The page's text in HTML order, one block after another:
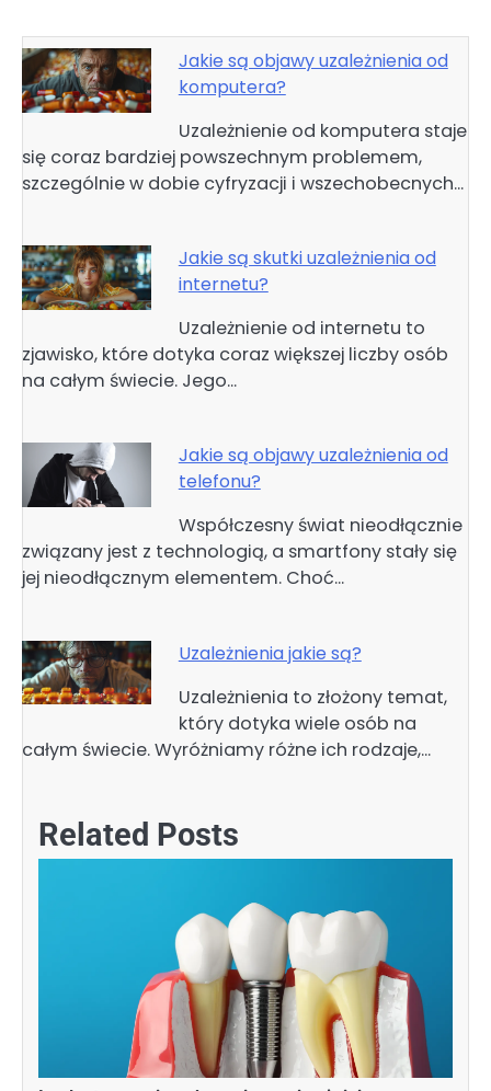
Jakie są objawy uzależnienia od
komputera?
Uzależnienie od komputera staje
się coraz bardziej powszechnym problemem,
szczególnie w dobie cyfryzacji i wszechobecnych…
Jakie są skutki uzależnienia od
internetu?
Uzależnienie od internetu to
zjawisko, które dotyka coraz większej liczby osób
na całym świecie. Jego…
Jakie są objawy uzależnienia od
telefonu?
Współczesny świat nieodłącznie
związany jest z technologią, a smartfony stały się
jej nieodłącznym elementem. Choć…
Uzależnienia jakie są?
Uzależnienia to złożony temat,
który dotyka wiele osób na
całym świecie. Wyróżniamy różne ich rodzaje,…
Related Posts